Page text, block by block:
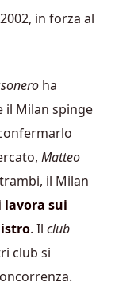
in forza al
ha
il Milan spinge
Matteo
il Milan
lavora sui
. Il club
club si